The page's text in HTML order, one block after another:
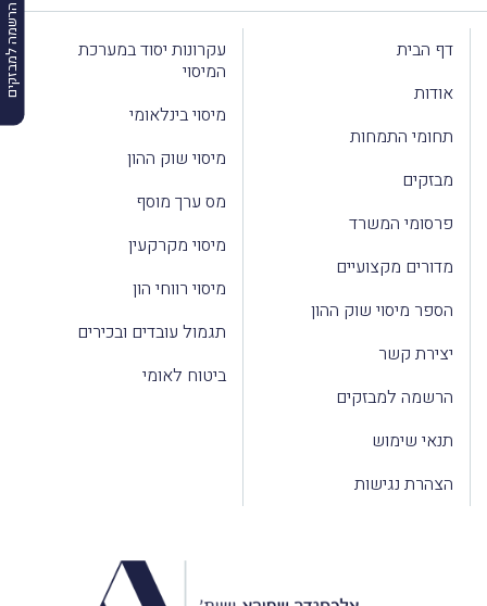
הרשמה למבזקים
דף הבית
אודות
תחומי התמחות
מבזקים
פרסומי המשרד
מדורים מקצועיים
הספר מיסוי שוק ההון
יצירת קשר
הרשמה למבזקים
תנאי שימוש
הצהרת נגישות
עקרונות יסוד במערכת
המיסוי
מיסוי בינלאומי
מיסוי שוק ההון
מס ערך מוסף
מיסוי מקרקעין
מיסוי רווחי הון
תגמול עובדים ובכירים
ביטוח לאומי